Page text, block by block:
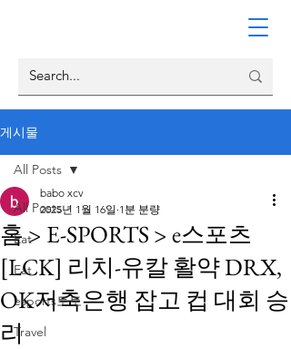
게시물
All Posts
Eat
Eat
esports토토
Travel
All Posts
홈 > E-SPORTS > e스포츠
[LCK] 리치-유칼 활약 DRX,
OK저축은행 잡고 컵 대회 승
리
babo xcv
2025년 1월 16일 1분 분량